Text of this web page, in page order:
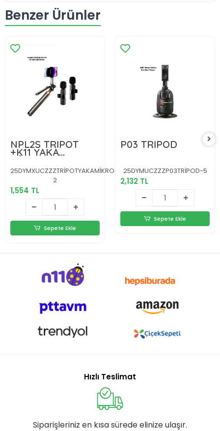
Benzer Ürünler
NPL2S TRİPOT
+K11 YAKA
MİKROFONU SET
25DYMXUCZZZTRİPOTYAKAMİKROFONUSET-
2
1,554 TL
Sepete Ekle
P03 TRİPOD
25DYMUCZZZP03TRİPOD-5
2,132 TL
Sepete Ekle
Hızlı Teslimat
Siparişleriniz en kısa sürede elinize ulaşır.